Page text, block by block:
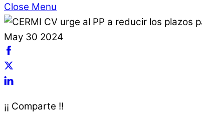
Close Menu
May 30 2024
¡¡ Comparte !!